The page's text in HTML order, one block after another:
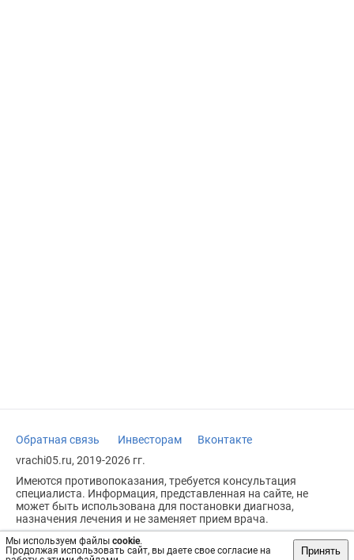
Мы используем файлы cookie.
Продолжая использовать сайт, вы даете свое согласие на
Принять
Обратная связь Инвесторам
Вконтакте
vrachi05.ru, 2019-2026 гг.
Имеются противопоказания, требуется консультация
специалиста. Информация, представленная на сайте, не
может быть использована для постановки диагноза,
назначения лечения и не заменяет прием врача.
Возрастное ограничение: 18+